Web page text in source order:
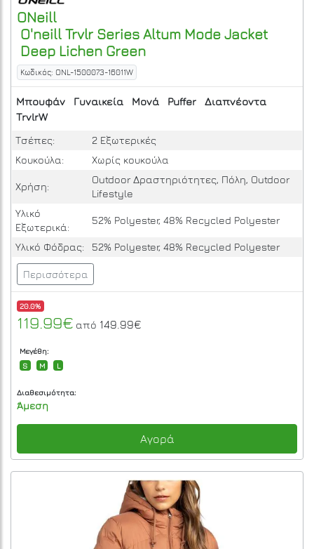
ONeill
O'neill Trvlr Series Altum Mode Jacket
Deep Lichen Green
Κωδικός: ONL-1500073-16011W
Μπουφάν Γυναικεία Μονά Puffer
Διαπνέοντα
TrvlrW
Τσέπες:
2 Εξωτερικές
Κουκούλα:
Χωρίς κουκούλα
Χρήση:
Outdoor Δραστηριότητες, Πόλη, Outdoor
Lifestyle
Υλικό
Εξωτερικά:
52% Polyester, 48% Recycled Polyester
Υλικό Φόδρας: 52% Polyester, 48% Recycled Polyester
Περισσότερα
20.0%
119.99€ από 149.99€
Μεγέθη:
S
M L
Διαθεσιμότητα:
Άμεση
Αγορά